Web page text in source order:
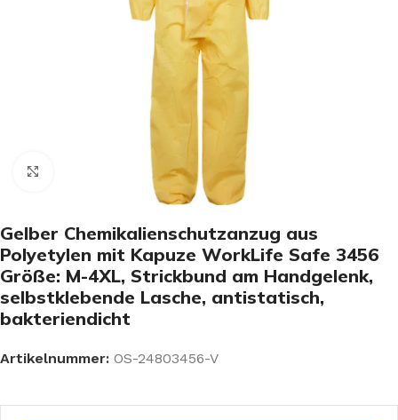
Click to enlarge
Gelber Chemikalienschutzanzug aus
Polyetylen mit Kapuze WorkLife Safe 3456
Größe: M-4XL, Strickbund am Handgelenk,
selbstklebende Lasche, antistatisch,
bakteriendicht
Artikelnummer: OS-24803456-V